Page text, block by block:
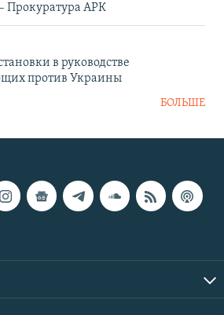
Прокуратура АРК
в руководстве
против Украины
БОЛЬШЕ